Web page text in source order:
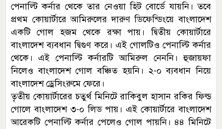
পেনাল্টি কর্নার থেকে তার নেওয়া হিট বোর্ডে যায়নি। তবে
প্রথম কোয়ার্টারে আমিরুলের দারুণ ডিফেন্ডিংয়ে বাংলাদেশ
একটি গোল হজম থেকে রক্ষা পায়। দ্বিতীয় কোয়ার্টারে
বাংলাদেশ ব্যবধান দ্বিগুণ করে। এই গোলটিও পেনাল্টি কর্নার
থেকে। এই পেনাল্টি কর্নারটি আমিরুল নেননি। হুজায়ফা
নিলেও বাংলাদেশ গোল বঞ্চিত হয়নি। ২-০ ব্যবধান নিয়ে
বাংলাদেশ ড্রেসিংরুমে ফেরে।
তৃতীয় কোয়ার্টারের চতুর্থ মিনিটে রাকিবুল হাসান রকির ফিল্ড
গোলে বাংলাদেশ ৩-০ লিড পায়। এই কোয়ার্টারে বাংলাদেশ
আরেকটি পেনাল্টি কর্নার পেলেও গোল পায়নি। ৪৪ মিনিটে